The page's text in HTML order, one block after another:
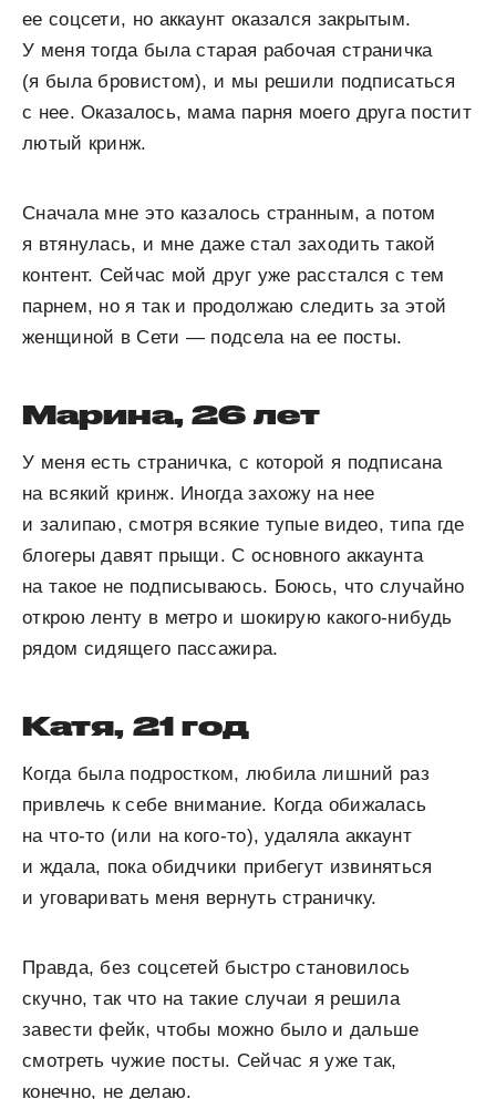
ее соцсети, но аккаунт оказался закрытым.
У меня тогда была старая рабочая страничка
(я была бровистом), и мы решили подписаться
с нее. Оказалось, мама парня моего друга постит
лютый кринж.
Сначала мне это казалось странным, а потом
я втянулась, и мне даже стал заходить такой
контент. Сейчас мой друг уже расстался с тем
парнем, но я так и продолжаю следить за этой
женщиной в Сети — подсела на ее посты.
Марина, 26 лет
У меня есть страничка, с которой я подписана
на всякий кринж. Иногда захожу на нее
и залипаю, смотря всякие тупые видео, типа где
блогеры давят прыщи. С основного аккаунта
на такое не подписываюсь. Боюсь, что случайно
открою ленту в метро и шокирую какого-нибудь
рядом сидящего пассажира.
Катя, 21 год
Когда была подростком, любила лишний раз
привлечь к себе внимание. Когда обижалась
на что-то (или на кого-то), удаляла аккаунт
и ждала, пока обидчики прибегут извиняться
и уговаривать меня вернуть страничку.
Правда, без соцсетей быстро становилось
скучно, так что на такие случаи я решила
завести фейк, чтобы можно было и дальше
смотреть чужие посты. Сейчас я уже так,
конечно, не делаю.